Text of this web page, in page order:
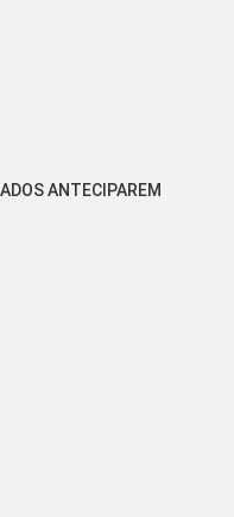
ANTECIPAREM